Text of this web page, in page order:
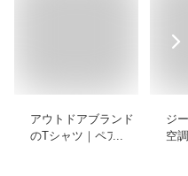
アウトドアブランド
のTシャツ｜ペアで
ジ
空